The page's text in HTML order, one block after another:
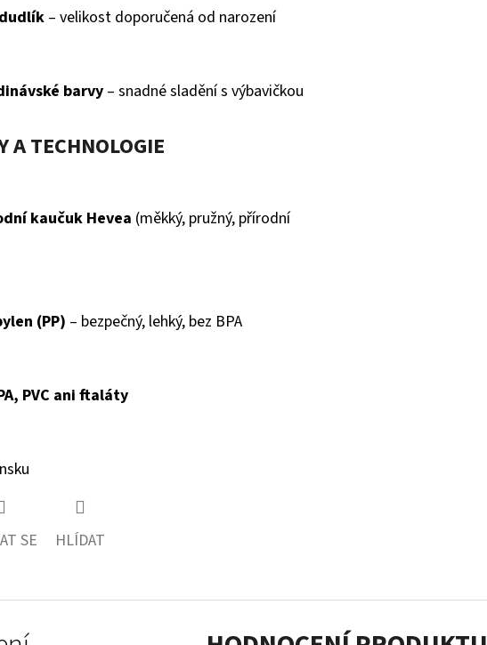
– velikost doporučená od narození
barvy – snadné sladění s výbavičkou
A TECHNOLOGIE
kaučuk Hevea (měkký, pružný, přírodní
(PP) – bezpečný, lehký, bez BPA
PVC ani ftaláty
SE HLÍDAT